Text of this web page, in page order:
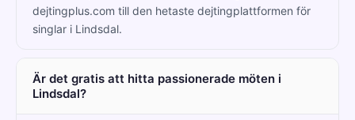
dejtingplus.com till den hetaste dejtingplattformen för
singlar i Lindsdal.
Är det gratis att hitta passionerade möten i
Lindsdal?